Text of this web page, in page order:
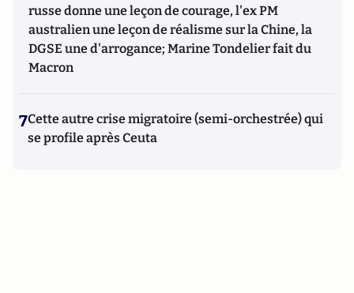
russe donne une leçon de courage, l'ex PM
australien une leçon de réalisme sur la Chine, la
DGSE une d'arrogance; Marine Tondelier fait du
Macron
7Cette autre crise migratoire (semi-orchestrée) qui
se profile après Ceuta